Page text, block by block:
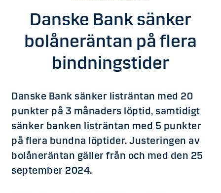
Danske Bank sänker
bolåneräntan på flera
bindningstider
Danske Bank sänker listräntan med 20
punkter på 3 månaders löptid, samtidigt
sänker banken listräntan med 5 punkter
på flera bundna löptider. Justeringen av
bolåneräntan gäller från och med den 25
september 2024.